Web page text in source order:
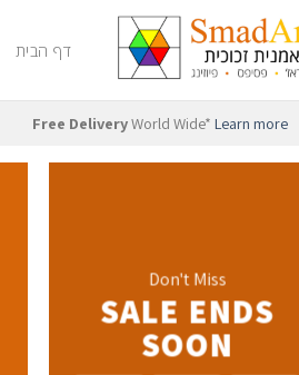
דף הבית
Free DeliveryWorld Wide* Learn more
Don't Miss
SALE ENDS
SOON